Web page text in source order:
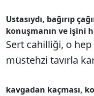
Ustasıydı, bağırıp
konuşmanın ve işini
Sert cahilliği, o
müstehzi tavırla
kavgadan kaçması,